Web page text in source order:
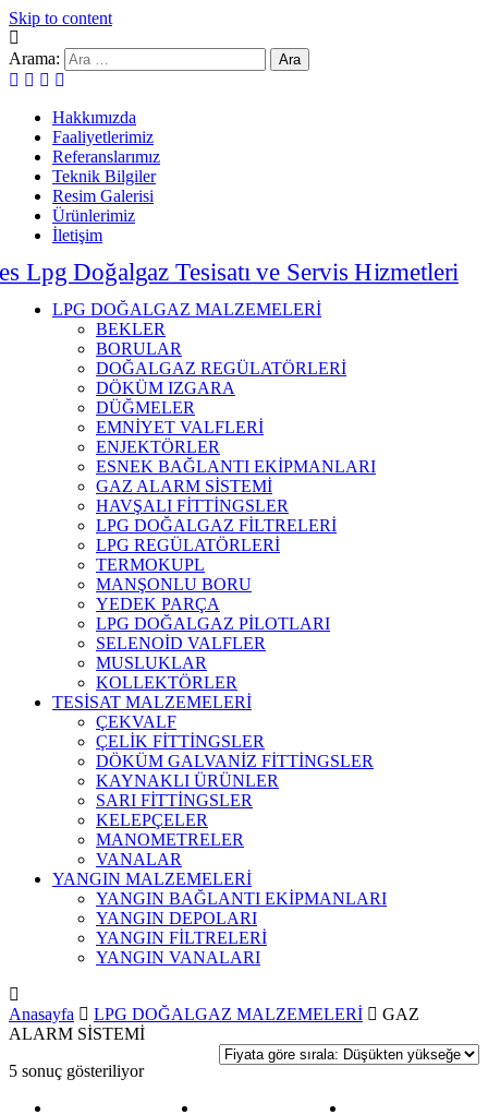
Skip to content
Arama:
Hakkımızda
Faaliyetlerimiz
Referanslarımız
Teknik Bilgiler
Resim Galerisi
Ürünlerimiz
İletişim
LPG DOĞALGAZ MALZEMELERİ
BEKLER
BORULAR
DOĞALGAZ REGÜLATÖRLERİ
DÖKÜM IZGARA
DÜĞMELER
EMNİYET VALFLERİ
ENJEKTÖRLER
ESNEK BAĞLANTI EKİPMANLARI
GAZ ALARM SİSTEMİ
HAVŞALI FİTTİNGSLER
LPG DOĞALGAZ FİLTRELERİ
LPG REGÜLATÖRLERİ
TERMOKUPL
MANŞONLU BORU
YEDEK PARÇA
LPG DOĞALGAZ PİLOTLARI
SELENOİD VALFLER
MUSLUKLAR
KOLLEKTÖRLER
TESİSAT MALZEMELERİ
ÇEKVALF
ÇELİK FİTTİNGSLER
DÖKÜM GALVANİZ FİTTİNGSLER
KAYNAKLI ÜRÜNLER
SARI FİTTİNGSLER
KELEPÇELER
MANOMETRELER
VANALAR
YANGIN MALZEMELERİ
YANGIN BAĞLANTI EKİPMANLARI
YANGIN DEPOLARI
YANGIN FİLTRELERİ
YANGIN VANALARI
Anasayfa LPG DOĞALGAZ MALZEMELERİ
GAZ
ALARM SİSTEMİ
5 sonuç gösteriliyor